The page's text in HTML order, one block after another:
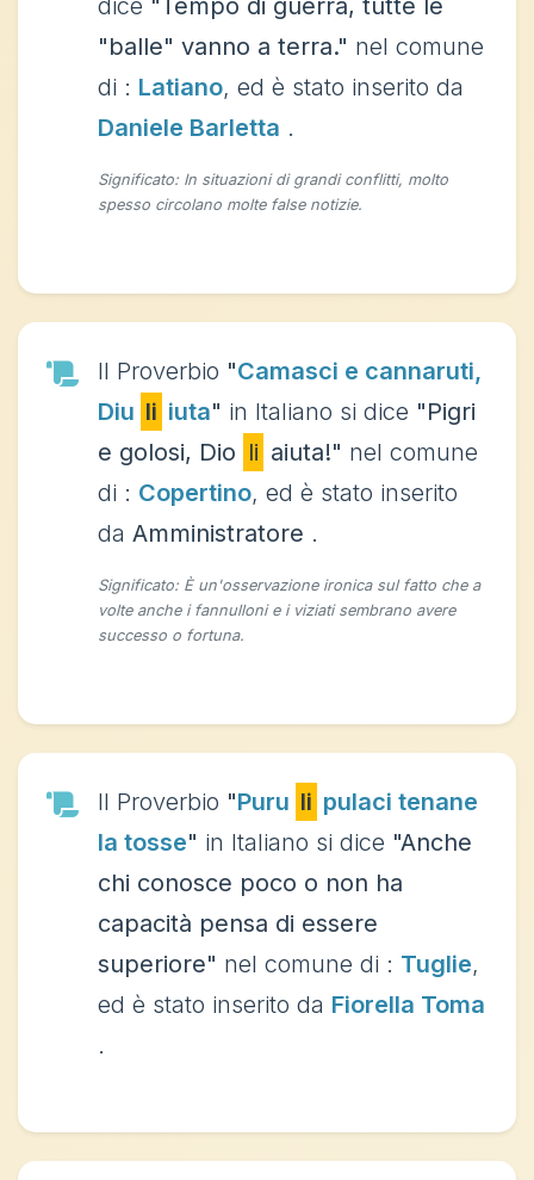
dice "Tempo di guerra, tutte le
"balle" vanno a terra." nel comune
di : Latiano, ed è stato inserito da
Daniele Barletta .
Significato: In situazioni di grandi conflitti, molto
spesso circolano molte false notizie.
Il Proverbio "Camasci e cannaruti,
Diu li iuta" in Italiano si dice "Pigri
e golosi, Dio li aiuta!" nel comune
di : Copertino, ed è stato inserito
da Amministratore .
Significato: È un'osservazione ironica sul fatto che a
volte anche i fannulloni e i viziati sembrano avere
successo o fortuna.
Il Proverbio "Puru li pulaci tenane
la tosse" in Italiano si dice "Anche
chi conosce poco o non ha
capacità pensa di essere
superiore" nel comune di : Tuglie,
ed è stato inserito da Fiorella Toma
.